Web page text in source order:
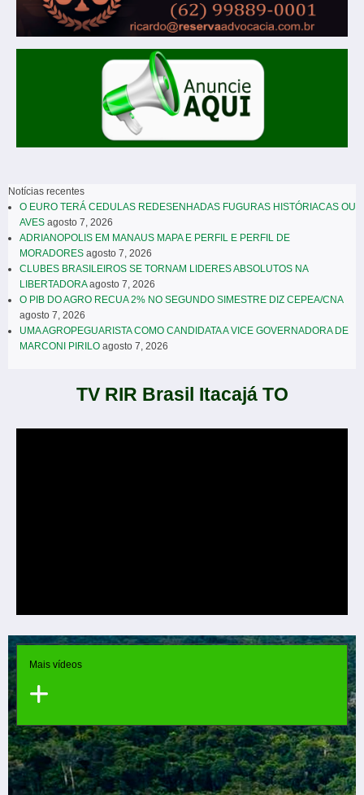
Notícias recentes
O EURO TERÁ CEDULAS REDESENHADAS FUGURAS HISTÓRIACAS OU
AVES agosto 7, 2026
ADRIANOPOLIS EM MANAUS MAPA E PERFIL E PERFIL DE
MORADORES agosto 7, 2026
CLUBES BRASILEIROS SE TORNAM LIDERES ABSOLUTOS NA
LIBERTADORA agosto 7, 2026
O PIB DO AGRO RECUA 2% NO SEGUNDO SIMESTRE DIZ CEPEA/CNA
agosto 7, 2026
UMA AGROPEGUARISTA COMO CANDIDATA A VICE GOVERNADORA DE
MARCONI PIRILO agosto 7, 2026
TV RIR Brasil Itacajá TO
Mais vídeos